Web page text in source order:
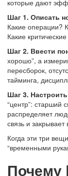
которые дают
Шаг 1. Описать
Какие операции?
Какие
Шаг 2. Ввести
хорошо”, а
пересборок,
тайминга,
Шаг 3.
“центр”: старший
распределяет
связь и
Когда эти три
“временными
Почему